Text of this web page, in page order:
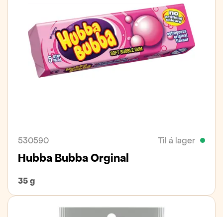
530590 Til á lager
Hubba Bubba Orginal
35 g